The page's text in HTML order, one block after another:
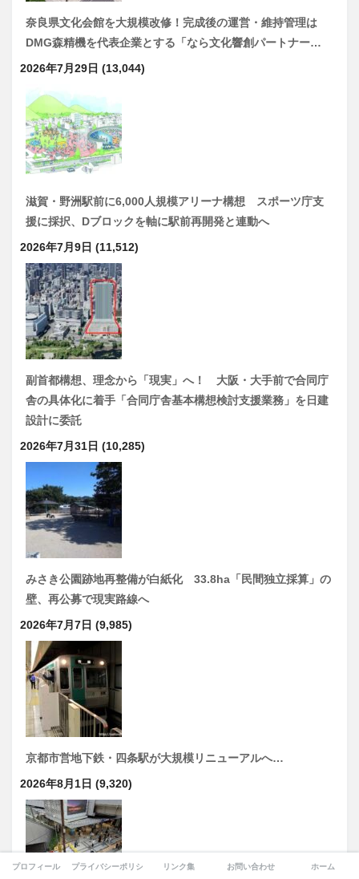
奈良県文化会館を大規模改修！完成後の運営・維持管理は
DMG森精機を代表企業とする「なら文化響創パートナー…
2026年7月29日 (13,044)
滋賀・野洲駅前に6,000人規模アリーナ構想 スポーツ庁支
援に採択、Dブロックを軸に駅前再開発と連動へ
2026年7月9日 (11,512)
副首都構想、理念から「現実」へ！ 大阪・大手前で合同庁
舎の具体化に着手「合同庁舎基本構想検討支援業務」を日建
設計に委託
2026年7月31日 (10,285)
みさき公園跡地再整備が白紙化 33.8ha「民間独立採算」の
壁、再公募で現実路線へ
2026年7月7日 (9,985)
京都市営地下鉄・四条駅が大規模リニューアルへ…
2026年8月1日 (9,320)
プロフィール プライバシーポリシー リンク集 お問い合わせ ホーム